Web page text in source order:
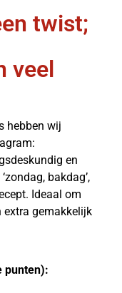
twist;
veel
hebben wij
en
bakdag’,
Ideaal om
extra gemakkelijk
punten):